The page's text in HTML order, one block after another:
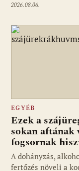
2026.08.06.
EGYÉB
Ezek a
sokan
fogsornak
A dohányzás,
fertőzés növeli a